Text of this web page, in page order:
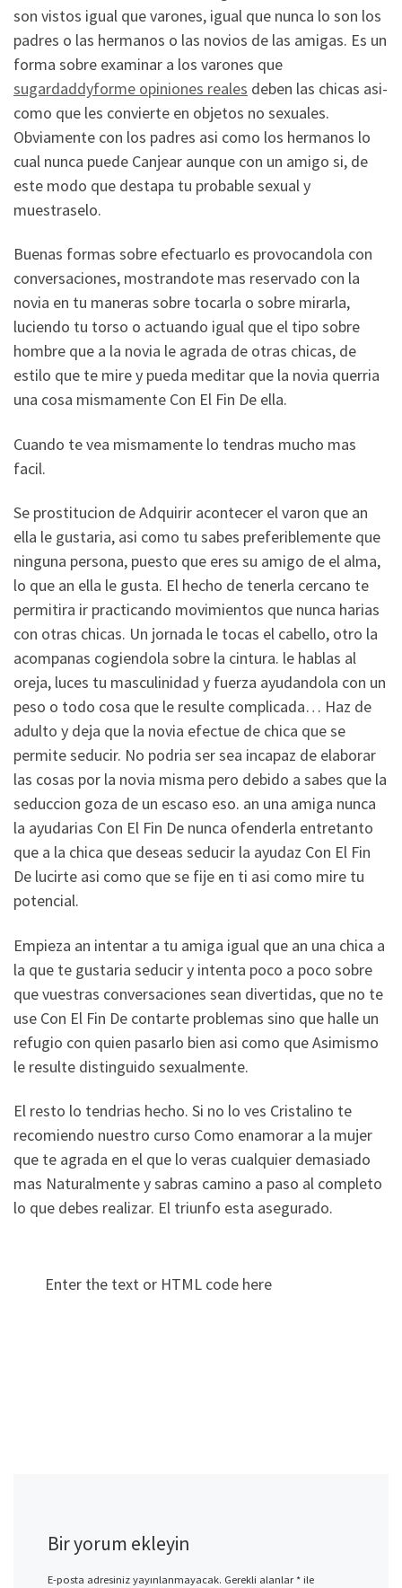
son vistos igual que varones, igual que nunca lo son los
padres o las hermanos o las novios de las amigas. Es un
forma sobre examinar a los varones que
sugardaddyforme opiniones reales deben las chicas asi­
como que les convierte en objetos no sexuales.
Obviamente con los padres asi­ como los hermanos lo
cual nunca puede Canjear aunque con un amigo si, de
este modo que destapa tu probable sexual y
muestraselo.
Buenas formas sobre efectuarlo es provocandola con
conversaciones, mostrandote mas reservado con la
novia en tu maneras sobre tocarla o sobre mirarla,
luciendo tu torso o actuando igual que el tipo sobre
hombre que a la novia le agrada de otras chicas, de
estilo que te mire y pueda meditar que la novia querria
una cosa mismamente Con El Fin De ella.
Cuando te vea mismamente lo tendras mucho mas
facil.
Se prostitucion de Adquirir acontecer el varon que an
ella le gustaria, asi­ como tu sabes preferiblemente que
ninguna persona, puesto que eres su amigo de el alma,
lo que an ella le gusta. El hecho de tenerla cercano te
permitira ir practicando movimientos que nunca harias
con otras chicas. Un jornada le tocas el cabello, otro la
acompanas cogiendola sobre la cintura. le hablas al
oreja, luces tu masculinidad y fuerza ayudandola con un
peso o todo cosa que le resulte complicada… Haz de
adulto y deja que la novia efectue de chica que se
permite seducir. No podri­a ser sea incapaz de elaborar
las cosas por la novia misma pero debido a sabes que la
seduccion goza de un escaso eso. an una amiga nunca
la ayudarias Con El Fin De nunca ofenderla entretanto
que a la chica que deseas seducir la ayudaz Con El Fin
De lucirte asi­ como que se fije en ti asi­ como mire tu
potencial.
Empieza an intentar a tu amiga igual que an una chica a
la que te gustaria seducir y intenta poco a poco sobre
que vuestras conversaciones sean divertidas, que no te
use Con El Fin De contarte problemas sino que halle un
refugio con quien pasarlo bien asi­ como que Asimismo
le resulte distinguido sexualmente.
El resto lo tendri­as hecho. Si no lo ves Cristalino te
recomiendo nuestro curso Como enamorar a la mujer
que te agrada en el que lo veras cualquier demasiado
mas Naturalmente y sabras camino a paso al completo
lo que debes realizar. El triunfo esta asegurado.
Enter the text or HTML code here
Bir yorum ekleyin
E-posta adresiniz yayınlanmayacak. Gerekli alanlar*ile